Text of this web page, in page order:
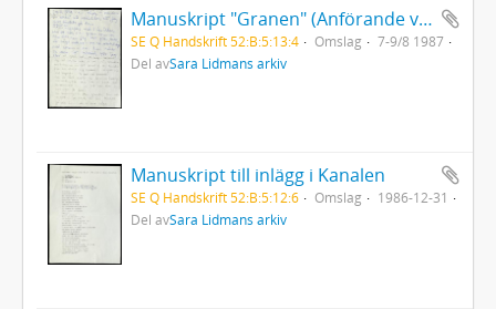
Manuskript "Granen" (Anförande vid Sveriges Ekumeniska Kvinnoråds konferens)
SE Q Handskrift 52:B:5:13:4 Omslag
7-9/8 1987
Del avSara Lidmans arkiv
Manuskript till inlägg i Kanalen
SE Q Handskrift 52:B:5:12:6 Omslag
1986-12-31
Del avSara Lidmans arkiv